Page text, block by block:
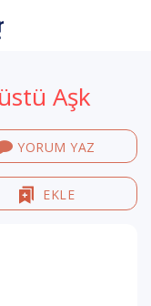
Aşk
YORUM YAZ
EKLE